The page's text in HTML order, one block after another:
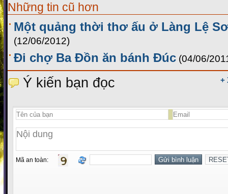
Những tin cũ hơn
Một quảng thời thơ ấu ở Làng Lệ
(12/06/2012)
Đi chợ Ba Đồn ăn bánh Đúc (04/06/
+
Ý kiến bạn đọc
Mã an toàn: